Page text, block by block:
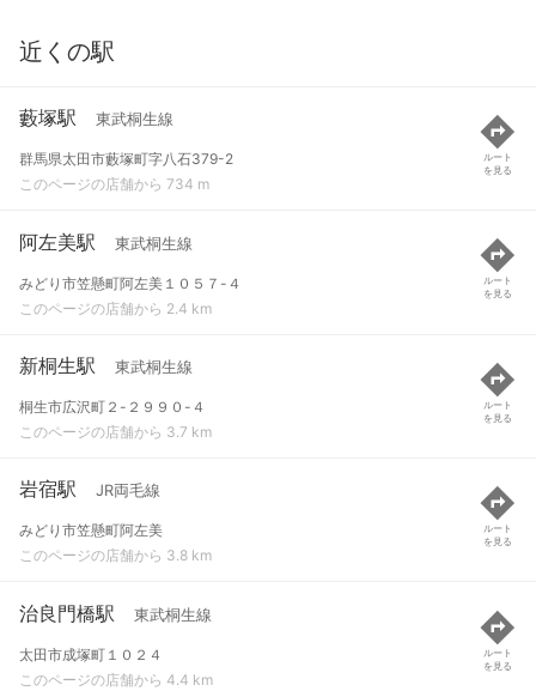
近くの駅
藪塚駅 東武桐生線
群馬県太田市藪塚町字八石379-2
このページの店舗から 734 m
ルート
を見る
阿左美駅 東武桐生線
みどり市笠懸町阿左美１０５７-４
このページの店舗から 2.4 km
ルート
を見る
新桐生駅 東武桐生線
桐生市広沢町２-２９９０-４
このページの店舗から 3.7 km
ルート
を見る
岩宿駅 JR両毛線
みどり市笠懸町阿左美
このページの店舗から 3.8 km
ルート
を見る
治良門橋駅 東武桐生線
太田市成塚町１０２４
このページの店舗から 4.4 km
ルート
を見る